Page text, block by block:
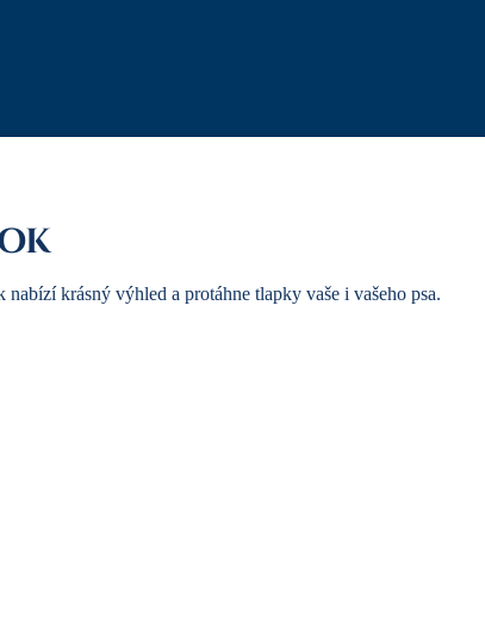
krásný výhled a protáhne tlapky vaše i vašeho psa.